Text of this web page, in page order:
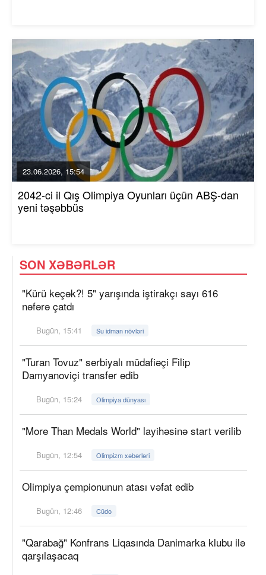
23.06.2026, 15:54
2042-ci il Qış Olimpiya Oyunları üçün ABŞ-dan
yeni təşəbbüs
SON XƏBƏRLƏR
"Kürü keçək?! 5" yarışında iştirakçı sayı 616
nəfərə çatdı
Bugün, 15:41 Su idman növləri
"Turan Tovuz" serbiyalı müdafiəçi Filip
Damyanoviçi transfer edib
Bugün, 15:24 Olimpiya dünyası
"More Than Medals World" layihəsinə start verilib
Bugün, 12:54 Olimpizm xəbərləri
Olimpiya çempionunun atası vəfat edib
Bugün, 12:46 Cüdo
"Qarabağ" Konfrans Liqasında Danimarka klubu ilə
qarşılaşacaq